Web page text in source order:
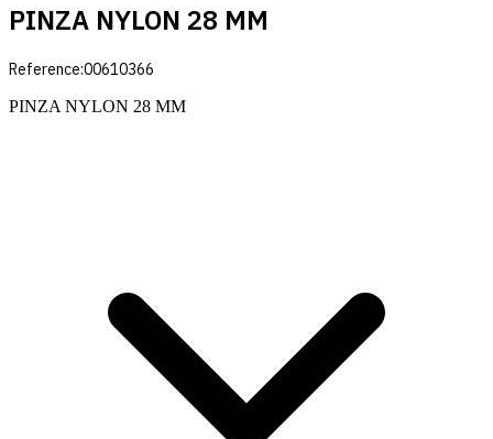
PINZA NYLON 28 MM
Reference:00610366
PINZA NYLON 28 MM